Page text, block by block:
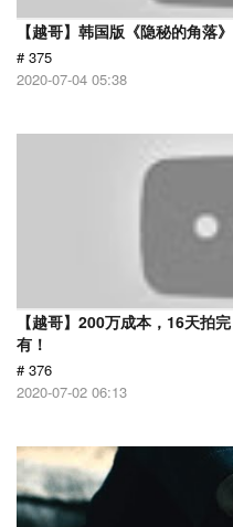
【越哥】韩国版《隐秘的角落
# 375
2020-07-04 05:38
【越哥】200万成本，16天拍
有！
# 376
2020-07-02 06:13